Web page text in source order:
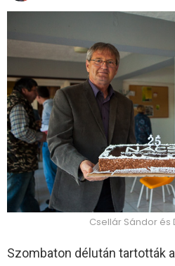
Csellár Sándor és
Szombaton délután tartották